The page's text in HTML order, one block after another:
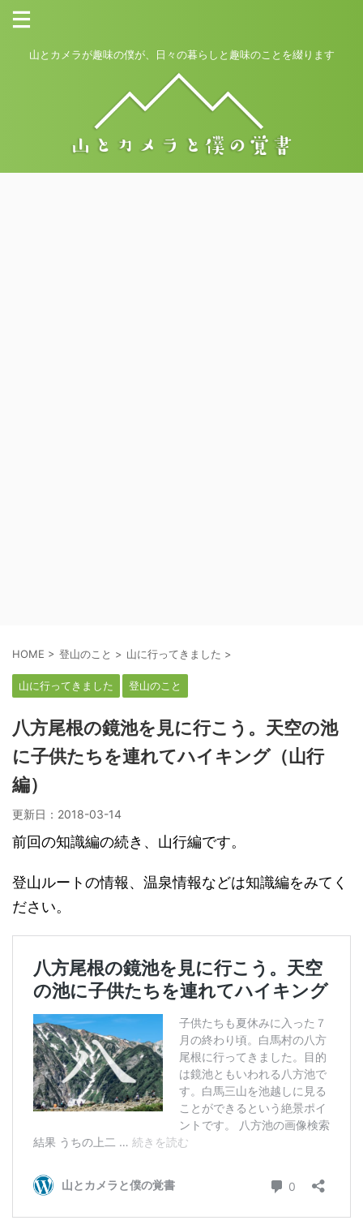
山とカメラが趣味の僕が、日々の暮らしと趣味のことを綴ります
HOME > 登山のこと > 山に行ってきました >
山に行ってきました 登山のこと
八方尾根の鏡池を見に行こう。天空の池
に子供たちを連れてハイキング（山行
編）
更新日： 2018-03-14
前回の知識編の続き、山行編です。
登山ルートの情報、温泉情報などは知識編をみてく
ださい。